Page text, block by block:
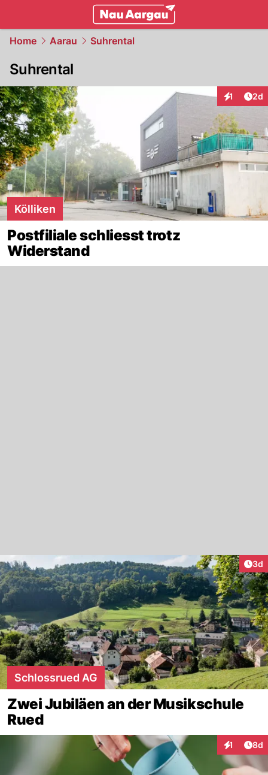
Home Aarau Suhrental
Suhrental
1 2d
Kölliken
Postfiliale schliesst trotz
Widerstand
3d
Schlossrued AG
Zwei Jubiläen an der Musikschule
Rued
1 8d